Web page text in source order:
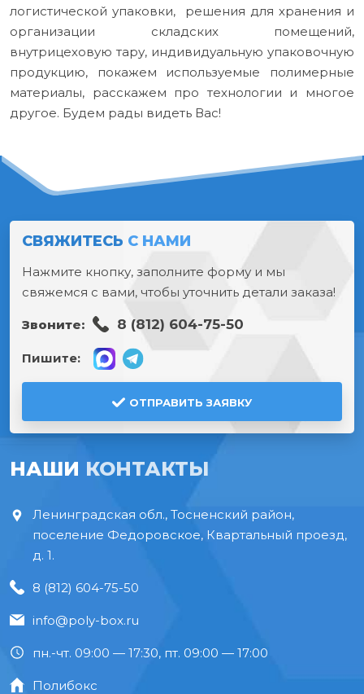
логистической упаковки, решения для хранения и
организации складских помещений,
внутрицеховую тару, индивидуальную упаковочную
продукцию, покажем используемые полимерные
материалы, расскажем про технологии и многое
другое. Будем рады видеть Вас!
СВЯЖИТЕСЬ С НАМИ
Нажмите кнопку, заполните форму и мы
свяжемся с вами, чтобы уточнить детали заказа!
Звоните: 8 (812) 604-75-50
Пишите:
ОТПРАВИТЬ ЗАЯВКУ
НАШИ КОНТАКТЫ
Ленинградская обл., Тосненский район,
поселение Федоровское, Квартальный проезд,
д. 1.
8 (812) 604-75-50
info@poly-box.ru
пн.-чт. 09:00 — 17:30, пт. 09:00 — 17:00
Полибокс